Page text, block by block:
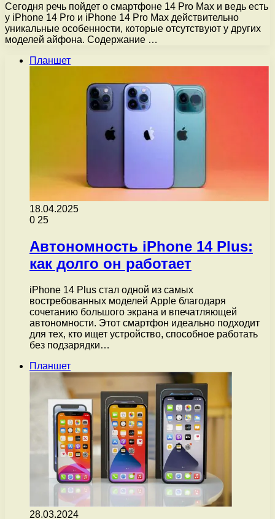
Сегодня речь пойдет о смартфоне 14 Pro Max и ведь есть
у iPhone 14 Pro и iPhone 14 Pro Max действительно
уникальные особенности, которые отсутствуют у других
моделей айфона. Содержание …
Планшет
18.04.2025
0 25
Автономность iPhone 14 Plus:
как долго он работает
iPhone 14 Plus стал одной из самых
востребованных моделей Apple благодаря
сочетанию большого экрана и впечатляющей
автономности. Этот смартфон идеально подходит
для тех, кто ищет устройство, способное работать
без подзарядки…
Планшет
28.03.2024